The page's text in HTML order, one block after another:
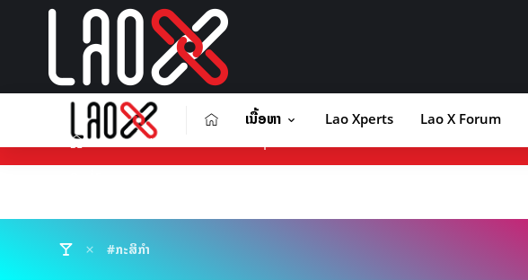
ເນື້ອຫາ
ເນື້ອຫາ Lao Xperts Lao X Forum
#ກະສິກຳ